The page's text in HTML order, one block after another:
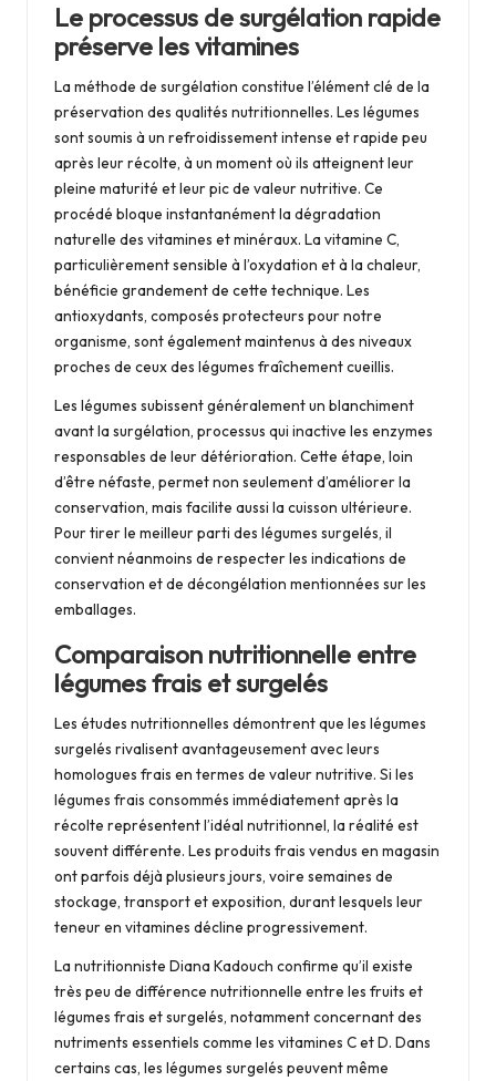
Le processus de surgélation rapide
préserve les vitamines
La méthode de surgélation constitue l’élément clé de la
préservation des qualités nutritionnelles. Les légumes
sont soumis à un refroidissement intense et rapide peu
après leur récolte, à un moment où ils atteignent leur
pleine maturité et leur pic de valeur nutritive. Ce
procédé bloque instantanément la dégradation
naturelle des vitamines et minéraux. La vitamine C,
particulièrement sensible à l’oxydation et à la chaleur,
bénéficie grandement de cette technique. Les
antioxydants, composés protecteurs pour notre
organisme, sont également maintenus à des niveaux
proches de ceux des légumes fraîchement cueillis.
Les légumes subissent généralement un blanchiment
avant la surgélation, processus qui inactive les enzymes
responsables de leur détérioration. Cette étape, loin
d’être néfaste, permet non seulement d’améliorer la
conservation, mais facilite aussi la cuisson ultérieure.
Pour tirer le meilleur parti des légumes surgelés, il
convient néanmoins de respecter les indications de
conservation et de décongélation mentionnées sur les
emballages.
Comparaison nutritionnelle entre
légumes frais et surgelés
Les études nutritionnelles démontrent que les légumes
surgelés rivalisent avantageusement avec leurs
homologues frais en termes de valeur nutritive. Si les
légumes frais consommés immédiatement après la
récolte représentent l’idéal nutritionnel, la réalité est
souvent différente. Les produits frais vendus en magasin
ont parfois déjà plusieurs jours, voire semaines de
stockage, transport et exposition, durant lesquels leur
teneur en vitamines décline progressivement.
La nutritionniste Diana Kadouch confirme qu’il existe
très peu de différence nutritionnelle entre les fruits et
légumes frais et surgelés, notamment concernant des
nutriments essentiels comme les vitamines C et D. Dans
certains cas, les légumes surgelés peuvent même